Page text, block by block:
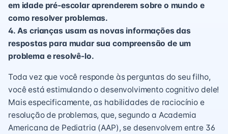
em idade pré-escolar aprenderem sobre o mundo e
como resolver problemas.
4. As crianças usam as novas informações das
respostas para mudar sua compreensão de um
problema e resolvê-lo.
Toda vez que você responde às perguntas do seu filho,
você está estimulando o desenvolvimento cognitivo dele!
Mais especificamente, as habilidades de raciocínio e
resolução de problemas, que, segundo a Academia
Americana de Pediatria (AAP), se desenvolvem entre 36